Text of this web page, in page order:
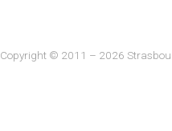
Copyright © 2011 – 2026